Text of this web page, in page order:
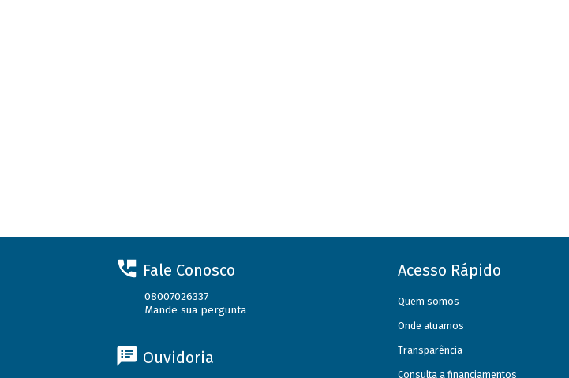
Fale Conosco
08007026337
Mande sua pergunta
Ouvidoria
Acesso Rápido
Quem somos
Onde atuamos
Transparência
Consulta a financiamentos